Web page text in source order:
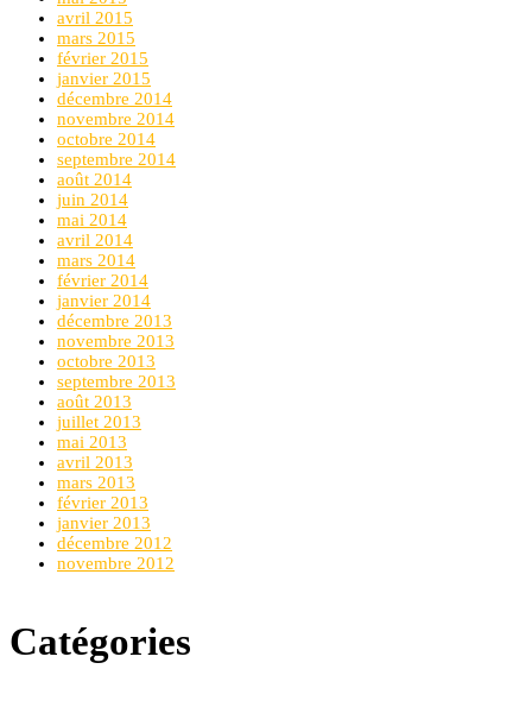
avril 2015
mars 2015
février 2015
janvier 2015
décembre 2014
novembre 2014
octobre 2014
septembre 2014
août 2014
juin 2014
mai 2014
avril 2014
mars 2014
février 2014
janvier 2014
décembre 2013
novembre 2013
octobre 2013
septembre 2013
août 2013
juillet 2013
mai 2013
avril 2013
mars 2013
février 2013
janvier 2013
décembre 2012
novembre 2012
Catégories